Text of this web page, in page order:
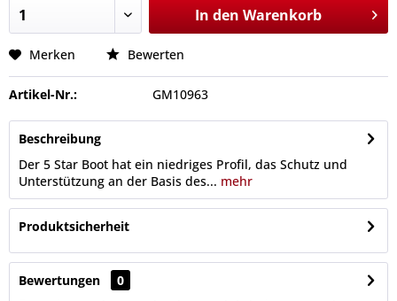
In den Warenkorb
Merken Bewerten
Artikel-Nr.: GM10963
Beschreibung
Der 5 Star Boot hat ein niedriges Profil, das Schutz und
Unterstützung an der Basis des... mehr
Produktsicherheit
Bewertungen
0